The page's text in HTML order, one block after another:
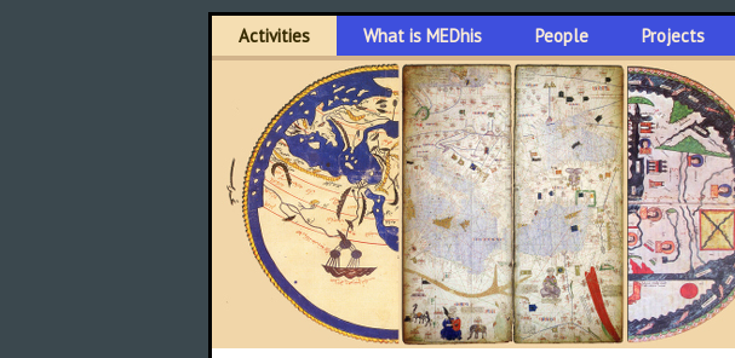
Activities What is MEDhis People Projects